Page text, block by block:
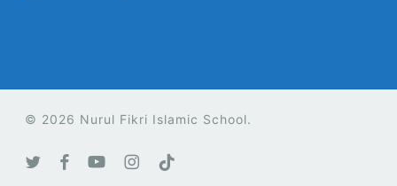
© 2026 Nurul Fikri Islamic School.
twitterfacebookyoutubeinstagram
tiktok